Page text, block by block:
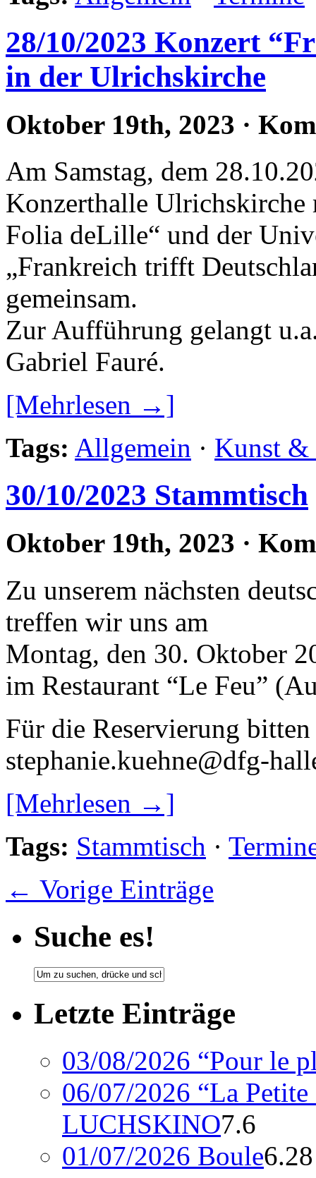
28/10/2023 Konzert
in der Ulrichskirche
Oktober 19th, 2023 ·
Am Samstag, dem
Konzerthalle Ulrichskirche
Folia deLille“ und der
„Frankreich trifft
gemeinsam.
Zur Aufführung gelangt
Gabriel Fauré.
[Mehrlesen →]
Tags: Allgemein · Kunst
30/10/2023 Stammtisch
Oktober 19th, 2023 ·
Zu unserem nächsten
treffen wir uns am
Montag, den 30. Oktober
im Restaurant “Le Feu”
Für die Reservierung
stephanie.kuehne@dfg-
[Mehrlesen →]
Tags: Stammtisch ·
← Vorige Einträge
Suche es!
Letzte Einträge
03/08/2026 “Pour le
06/07/2026 “La
LUCHSKINO7.6
01/07/2026 Boule6.28